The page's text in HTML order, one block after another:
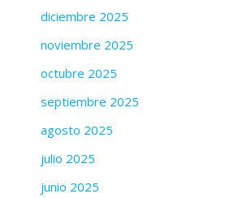
diciembre 2025
noviembre 2025
octubre 2025
septiembre 2025
agosto 2025
julio 2025
junio 2025